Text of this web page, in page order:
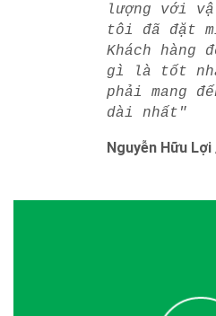
lượng với
tôi đã đặt
Khách hàng
gì là tốt
phải mang
dài nhất"
Nguyễn Hữu Lợi